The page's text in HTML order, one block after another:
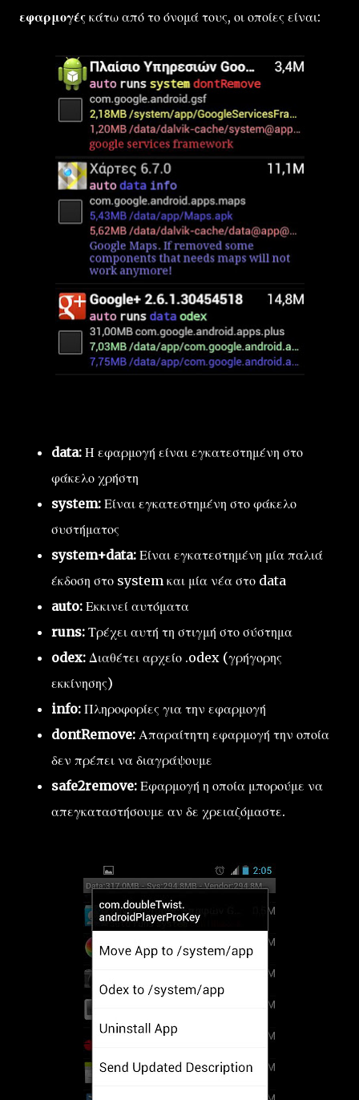
εφαρμογές κάτω από το όνομά τους, οι οποίες είναι:
data: Η εφαρμογή είναι εγκατεστημένη στο
φάκελο χρήστη
system: Είναι εγκατεστημένη στο φάκελο
συστήματος
system+data: Είναι εγκατεστημένη μία παλιά
έκδοση στο system και μία νέα στο data
auto: Εκκινεί αυτόματα
runs: Τρέχει αυτή τη στιγμή στο σύστημα
odex: Διαθέτει αρχείο .odex (γρήγορης
εκκίνησης)
info: Πληροφορίες για την εφαρμογή
dontRemove: Απαραίτητη εφαρμογή την οποία
δεν πρέπει να διαγράψουμε
safe2remove: Εφαρμογή η οποία μπορούμε να
απεγκαταστήσουμε αν δε χρειαζόμαστε.